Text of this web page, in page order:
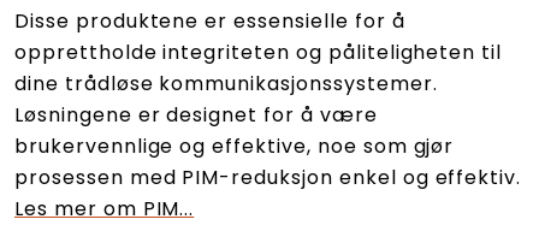
Disse produktene er essensielle for å
opprettholde integriteten og påliteligheten til
dine trådløse kommunikasjonssystemer.
Løsningene er designet for å være
brukervennlige og effektive, noe som gjør
prosessen med PIM-reduksjon enkel og effektiv.
Les mer om PIM...